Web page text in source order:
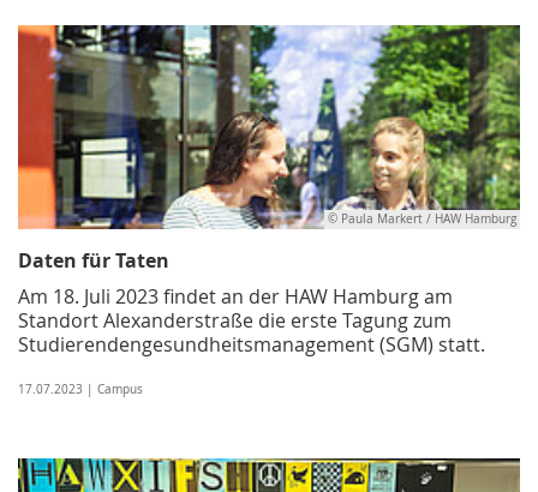
© Paula Markert / HAW Hamburg
Daten für Taten
Am 18. Juli 2023 findet an der HAW Hamburg am
Standort Alexanderstraße die erste Tagung zum
Studierendengesundheitsmanagement (SGM) statt.
17.07.2023 | Campus